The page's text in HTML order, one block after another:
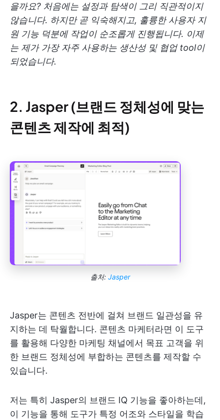
을까요? 처음에는 설정과 탐색이 그리 직관적이지
않습니다. 하지만 곧 익숙해지고, 훌륭한 사용자 지
원 기능 덕분에 작업이 순조롭게 진행됩니다. 이제
는 제가 가장 자주 사용하는 생산성 및 협업 tool이
되었습니다.
2. Jasper (브랜드 정체성에 맞는
콘텐츠 제작에 최적)
출처: Jasper
Jasper는 콘텐츠 전반에 걸쳐 브랜드 일관성을 유
지하는 데 탁월합니다. 콘텐츠 마케터라면 이 도구
를 활용해 다양한 마케팅 채널에서 목표 고객을 위
한 브랜드 정체성에 부합하는 콘텐츠를 제작할 수
있습니다.
저는 특히 Jasper의 브랜드 IQ 기능을 좋아하는데,
이 기능을 통해 도구가 특정 어조와 스타일을 학습